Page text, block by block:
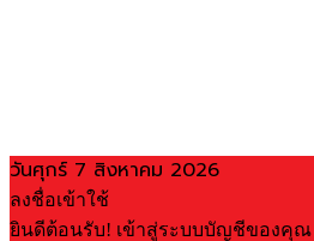
วันศุกร์ 7 สิงหาคม 2026
ลงชื่อเข้าใช้
ยินดีต้อนรับ! เข้าสู่ระบบบัญชีของคุณ